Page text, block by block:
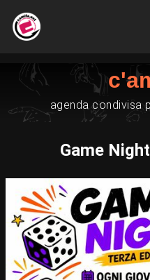
agenda condivisa
Game